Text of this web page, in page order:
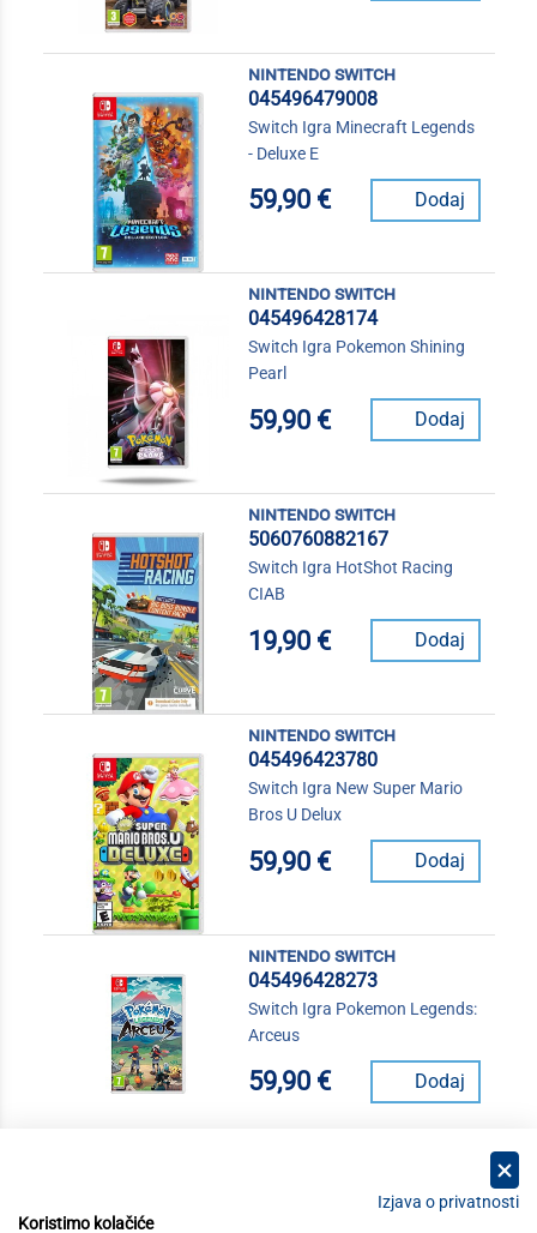
nintendo switch
045496479008
Switch Igra Minecraft Legends
- Deluxe E
59,90 € Dodaj
nintendo switch
045496428174
Switch Igra Pokemon Shining
Pearl
59,90 € Dodaj
nintendo switch
5060760882167
Switch Igra HotShot Racing
CIAB
19,90 € Dodaj
nintendo switch
045496423780
Switch Igra New Super Mario
Bros U Delux
59,90 € Dodaj
nintendo switch
045496428273
Switch Igra Pokemon Legends:
Arceus
59,90 € Dodaj
Izjava o privatnosti
Koristimo kolačiće